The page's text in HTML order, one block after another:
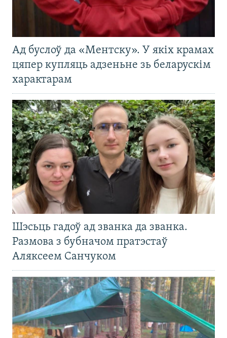
Ад буслоў да «Ментску». У якіх крамах
цяпер купляць адзеньне зь беларускім
характарам
Шэсьць гадоў ад званка да званка.
Размова з бубначом пратэстаў
Аляксеем Санчуком